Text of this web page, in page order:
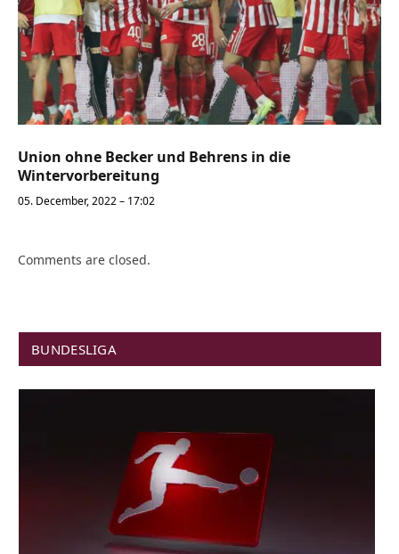
Union ohne Becker und Behrens in die
Wintervorbereitung
05. December, 2022 – 17:02
Comments are closed.
BUNDESLIGA